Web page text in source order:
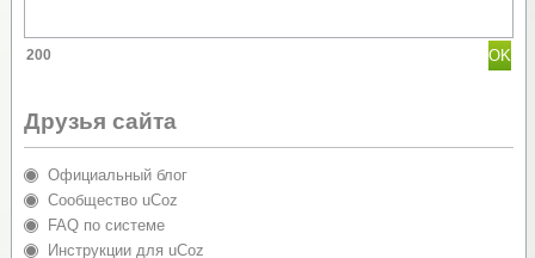
200
Друзья сайта
Официальный блог
Сообщество uCoz
FAQ по системе
Инструкции для uCoz